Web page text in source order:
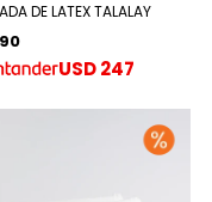
DE LATEX TALALAY
USD247